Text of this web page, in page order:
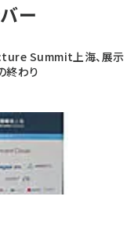
ー
Summit上海、展示
終わり